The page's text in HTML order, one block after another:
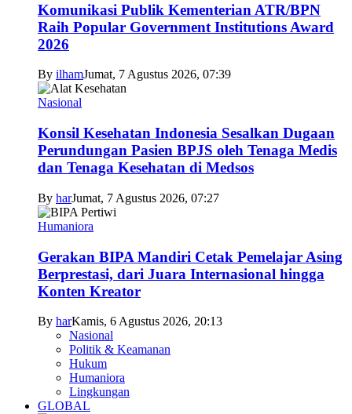
Komunikasi Publik Kementerian ATR/BPN
Raih Popular Government Institutions Award
2026
By ilhamJumat, 7 Agustus 2026, 07:39
Nasional
Konsil Kesehatan Indonesia Sesalkan Dugaan
Perundungan Pasien BPJS oleh Tenaga Medis
dan Tenaga Kesehatan di Medsos
By harJumat, 7 Agustus 2026, 07:27
Humaniora
Gerakan BIPA Mandiri Cetak Pemelajar Asing
Berprestasi, dari Juara Internasional hingga
Konten Kreator
By harKamis, 6 Agustus 2026, 20:13
Nasional
Politik & Keamanan
Hukum
Humaniora
Lingkungan
GLOBAL